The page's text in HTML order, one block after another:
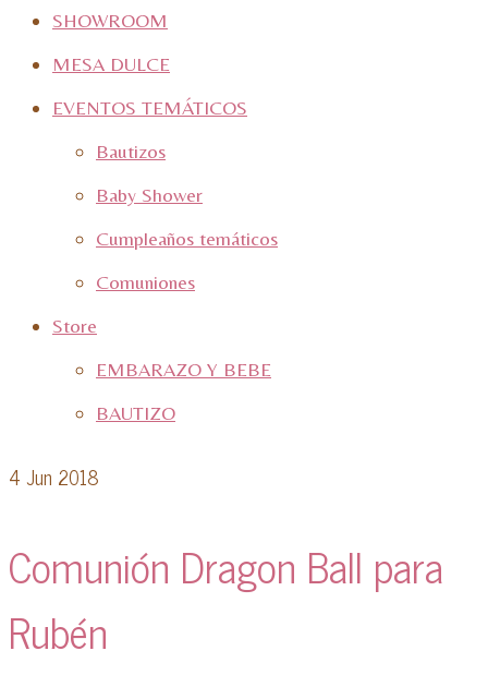
SHOWROOM
MESA DULCE
EVENTOS TEMÁTICOS
Bautizos
Baby Shower
Cumpleaños temáticos
Comuniones
Store
EMBARAZO Y BEBE
BAUTIZO
4 Jun 2018
Comunión Dragon Ball para
Rubén